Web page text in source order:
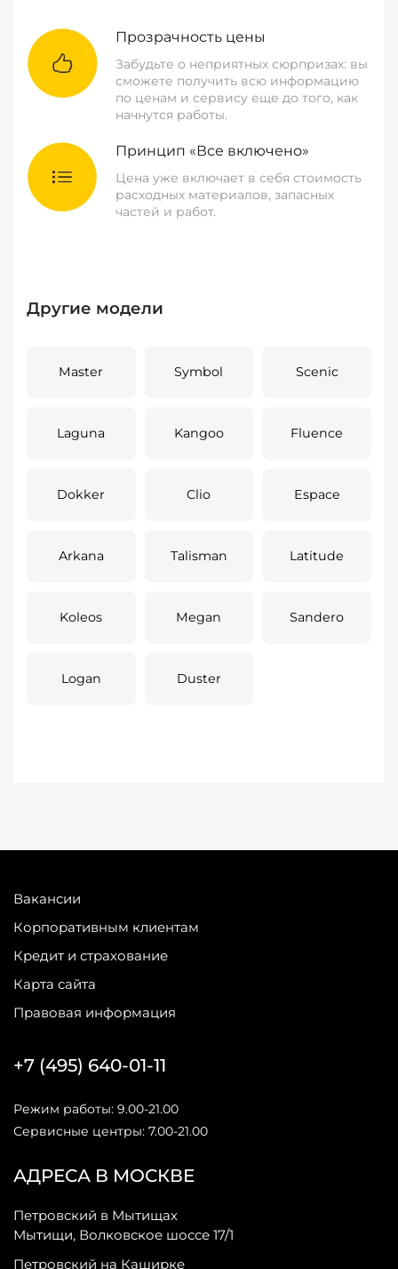
Прозрачность цены
Забудьте о неприятных сюрпризах: вы
сможете получить всю информацию
по ценам и сервису еще до того, как
начнутся работы.
Принцип «Все включено»
Цена уже включает в себя стоимость
расходных материалов, запасных
частей и работ.
Другие модели
Master Symbol Scenic
Laguna Kangoo Fluence
Dokker Clio Espace
Arkana Talisman Latitude
Koleos Megan Sandero
Logan Duster
Вакансии
Корпоративным клиентам
Кредит и страхование
Карта сайта
Правовая информация
АДРЕСА В МОСКВЕ
Петровский в Мытищах
Мытищи, Волковское шоссе 17/1
Петровский на Каширке
+7 (495) 640-01-11
Режим работы: 9.00-21.00
Сервисные центры: 7.00-21.00